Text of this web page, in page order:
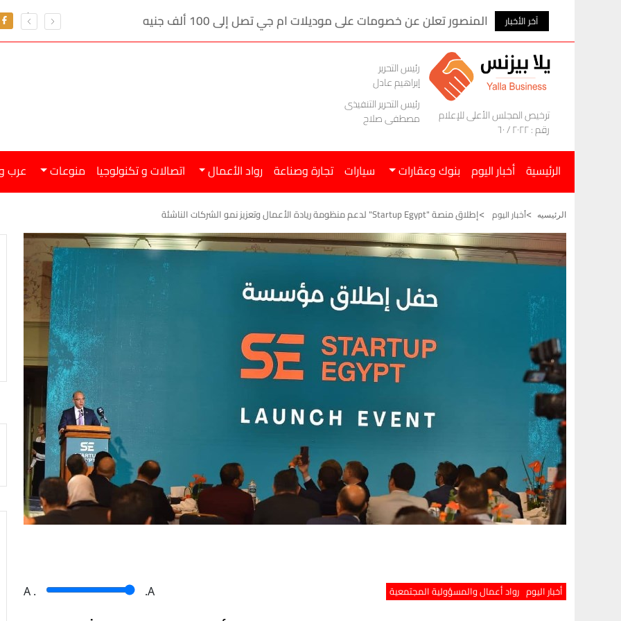
آخر الأخبار المنصور تعلن عن خصومات على موديلات ام جي تصل إلى 100 ألف جنيه
ترخيص المجلس الأعلى للإعلام
رقم : ٢٠٢٢ / ٦٠
رئيس التحرير
إبراهيم عادل
رئيس التحرير التنفيذى
مصطفى صلاح
الرئيسية أخبار اليوم بنوك وعقارات سيارات تجارة وصناعة رواد الأعمال اتصالات و تكنولوجيا منوعات عرب
الرئيسيه أخبار اليوم إطلاق منصة "Startup Egypt" لدعم منظومة ريادة الأعمال وتعزيز نمو الشركات الناشئة
أخبار اليوم رواد أعمال والمسؤولية المجتمعية A . .A